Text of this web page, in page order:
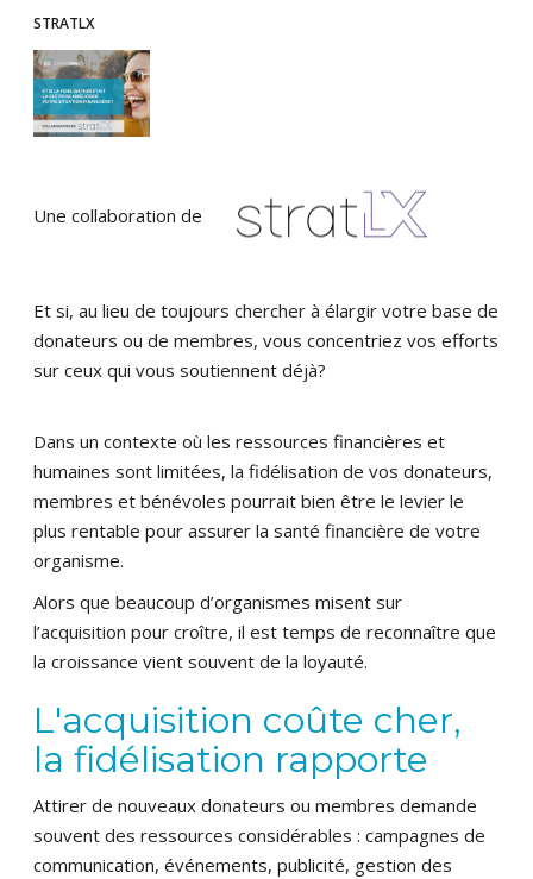
STRATLX
Une collaboration de
Et si, au lieu de toujours chercher à élargir votre base de
donateurs ou de membres, vous concentriez vos efforts
sur ceux qui vous soutiennent déjà?
Dans un contexte où les ressources financières et
humaines sont limitées, la fidélisation de vos donateurs,
membres et bénévoles pourrait bien être le levier le
plus rentable pour assurer la santé financière de votre
organisme.
Alors que beaucoup d’organismes misent sur
l’acquisition pour croître, il est temps de reconnaître que
la croissance vient souvent de la loyauté.
L'acquisition coûte cher,
la fidélisation rapporte
Attirer de nouveaux donateurs ou membres demande
souvent des ressources considérables : campagnes de
communication, événements, publicité, gestion des